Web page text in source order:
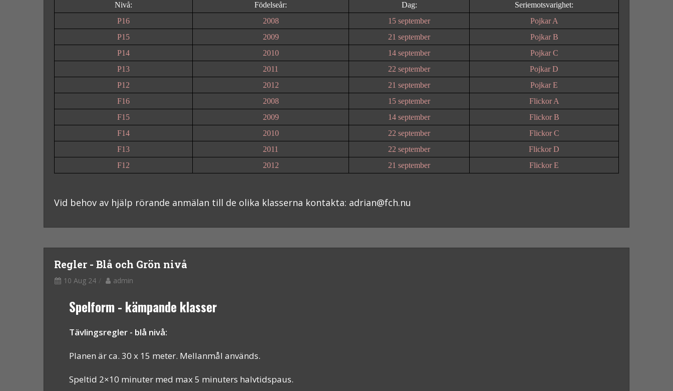
Nivå: Födelseår: Dag:
Seriemotsvarighet:
P16
2008 15 september
Pojkar A
P15
2009 21 september
Pojkar B
P14
2010 14 september
Pojkar C
P13
2011 22 september
Pojkar D
P12
2012 21 september
Pojkar E
F16
2008 15 september
Flickor A
F15
2009 14 september
Flickor B
F14
2010 22 september
Flickor C
F13
2011 22 september
Flickor D
F12
2012 21 september Flickor E
Vid behov av hjälp rörande anmälan till de olika klasserna kontakta: adrian@fch.nu
Regler - Blå och Grön nivå
10 Aug 24 admin
Spelform - kämpande klasser
Tävlingsregler - blå nivå:
Planen är ca. 30 x 15 meter. Mellanmål används.
Speltid 2×10 minuter med max 5 minuters halvtidspaus.